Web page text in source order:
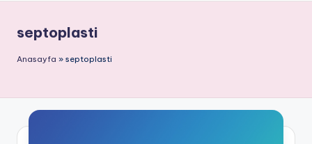
o
f.
r.
C
Boğaz
-
KBB
septoplasti
Anasayfa » septoplasti